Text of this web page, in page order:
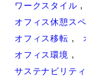
ワークスタイル
オフィス休憩ス
オフィス移転
オフィス環境
サステナビリティ